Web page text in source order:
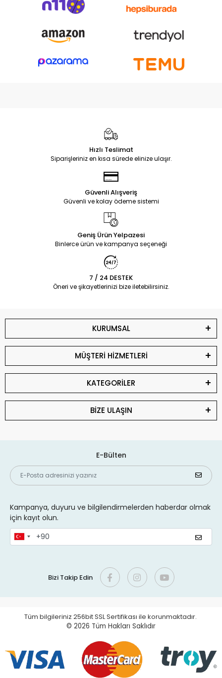
Hızlı Teslimat
Siparişleriniz en kısa sürede elinize ulaşır.
Güvenli Alışveriş
Güvenli ve kolay ödeme sistemi
Geniş Ürün Yelpazesi
Binlerce ürün ve kampanya seçeneği
7 / 24 DESTEK
Öneri ve şikayetlerinizi bize iletebilirsiniz.
KURUMSAL
MÜŞTERİ HİZMETLERİ
KATEGORİLER
BİZE ULAŞIN
E-Bülten
Kampanya, duyuru ve bilgilendirmelerden haberdar olmak
için kayıt olun.
Bizi Takip Edin
Tüm bilgileriniz 256bit SSL Sertifikası ile korunmaktadır.
© 2026 Tüm Hakları Saklıdır